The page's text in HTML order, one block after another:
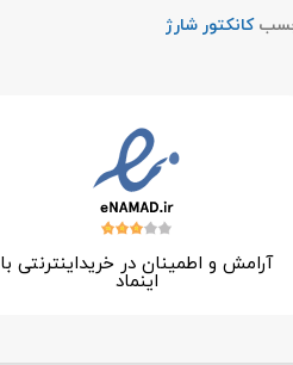
کانکتور شارژ
آرامش و اطمینان در خرید‌اینترنتی با
اینماد